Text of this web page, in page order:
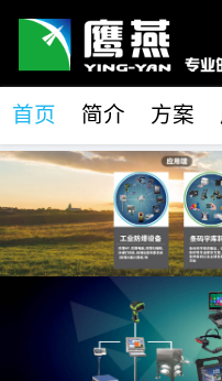
首页 简介 方案